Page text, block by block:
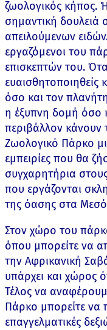
ζωολογικός κήπος.
σημαντική
απειλούμενων
εργαζόμενοι του
επισκεπτών του.
ευαισθητοποιηθείς
όσο και τον
η έξυπνη δομή όσο
περιβάλλον κάνουν
Ζωολογικό Πάρκο
εμπειρίες που θα
συγχαρητήρια
που εργάζονται
της όασης στα
Στον χώρο του
όπου μπορείτε να
την Αφρικανική
υπάρχει και χώρος
Τέλος να
Πάρκο μπορείτε να
επαγγελματικές